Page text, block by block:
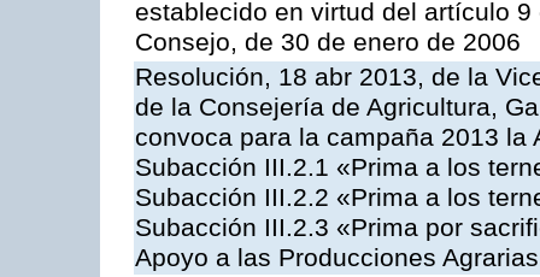
establecido en virtud del artículo
Consejo, de 30 de enero de 2006
Resolución, 18 abr 2013, de la
de la Consejería de Agricultura,
convoca para la campaña 2013
Subacción III.2.1 «Prima a los
Subacción III.2.2 «Prima a los
Subacción III.2.3 «Prima por
Apoyo a las Producciones